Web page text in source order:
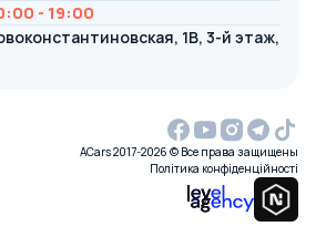
- 19:00
1В, 3-й этаж,
ACars 2017-2026 © Все права защищены
Політика конфіденційності